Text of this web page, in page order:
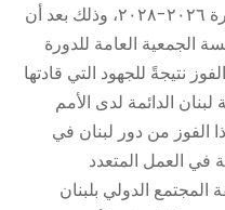
الأمم المتحدة في نيويورك عن الفترة ٢٠٢٦-٢٠٢٨، وذلك بعد أن
الجمعية العامة للدورة
الفوز نتيجةً للجهود التي قادتها
الدائمة لدى الأمم
الفوز من دور لبنان في
في العمل المتعدد
الدولي بلبنان